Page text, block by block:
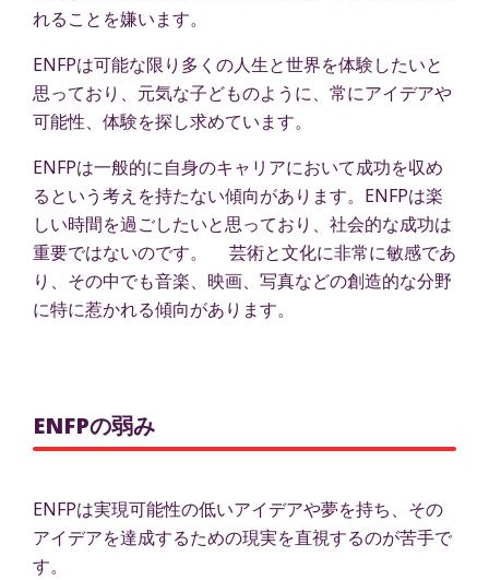
れることを嫌います。
ENFPは可能な限り多くの人生と世界を体験したいと
思っており、元気な子どものように、常にアイデアや
可能性、体験を探し求めています。
ENFPは一般的に自身のキャリアにおいて成功を収め
るという考えを持たない傾向があります。ENFPは楽
しい時間を過ごしたいと思っており、社会的な成功は
重要ではないのです。 芸術と文化に非常に敏感であ
り、その中でも音楽、映画、写真などの創造的な分野
に特に惹かれる傾向があります。
ENFPの弱み
ENFPは実現可能性の低いアイデアや夢を持ち、その
アイデアを達成するための現実を直視するのが苦手で
す。